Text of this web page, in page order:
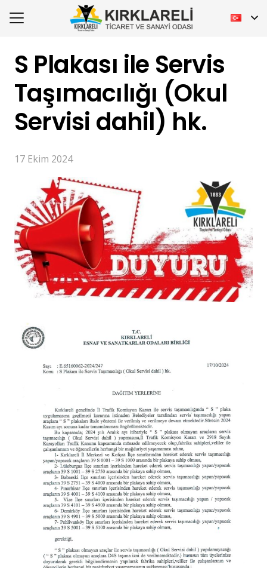
S Plakası ile Servis
Taşımacılığı (Okul
Servisi dahil) hk.
17 Ekim 2024